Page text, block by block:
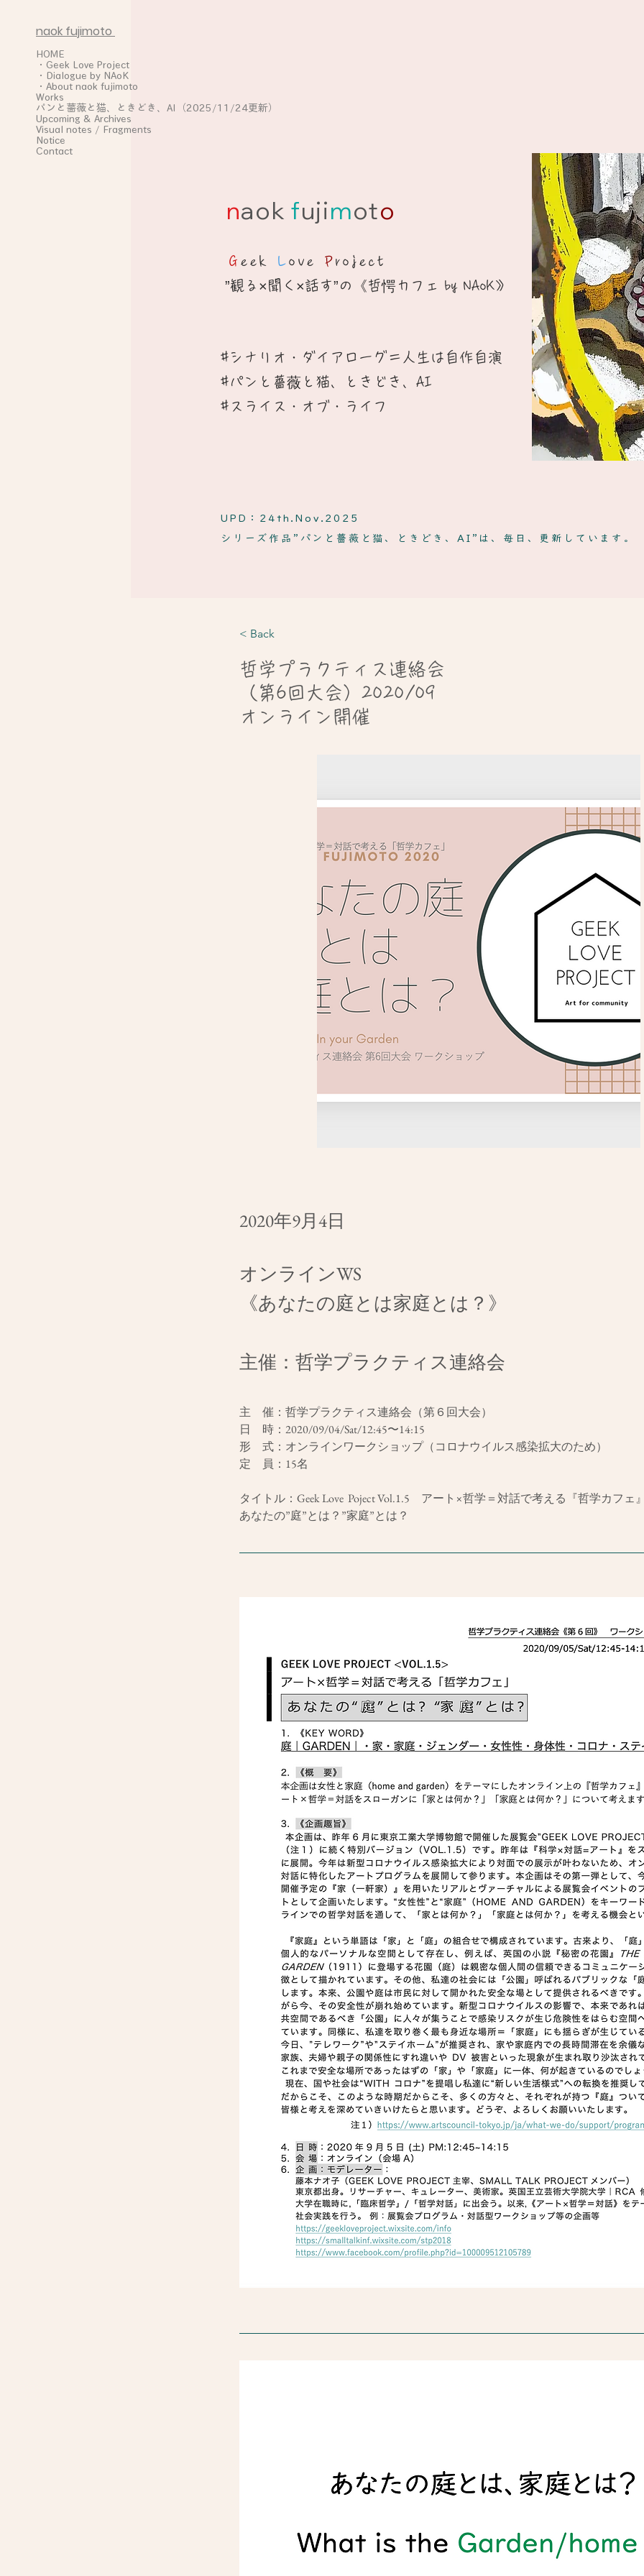
HOME
・Geek Love Project
・Dialogue by NAoK
・About naok fujimoto
Works
パンと薔薇と猫、ときどき、AI（2025/11/24更新）
Upcoming & Archives
Visual notes / Fragments
Notice
Contact
naok fujimoto
naok fujimoto
G eek L ove P roject
”観る×聞く×話す”の《哲愕カフェ by NAoK》
#シナリオ・ダイアローグ＝人生は自作自演​
​#パンと薔薇と猫、ときどき、AI
#スライス・オブ・ライフ
UPD：24th.Nov.2025
​シリーズ作品”パンと薔薇と猫、ときどき、AI”は、毎日、更新しています。
< Back
哲学プラクティス連絡会
（第6回大会）2020/09
オンライン開催
2020年9月4日
オンラインWS
《あなたの庭とは家庭とは？》
主催：哲学プラクティス連絡会
主　催：哲学プラクティス連絡会（第６回大会）
日　時：2020/09/04/Sat/12:45〜14:15
形　式：オンラインワークショップ（コロナウイルス感染拡大のため）
定　員：15名
タイトル：Geek Love  Poject Vol.1.5　アート×哲学＝対話で考える『哲学カフェ
あなたの”庭”とは？”家庭”とは？